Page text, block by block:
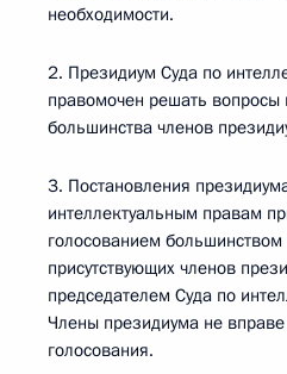
необходимости.
2. Президиум Суда по
правомочен решать вопросы
большинства членов
3. Постановления
интеллектуальным правам
голосованием
присутствующих членов
председателем Суда по
Члены президиума не
голосования.